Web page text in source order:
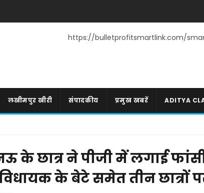
https://bulletprofitsmartlink.com/
लखीमपुर खीरी संपादकीय प्रमुख खबरें ADITYA
के छात्र ने पीजी में लगाई
के बेटे समेत तीन छात्रों